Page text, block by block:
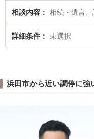
相談内容 相続・遺言、
詳細条件 未選択
浜田市から近い調停に強